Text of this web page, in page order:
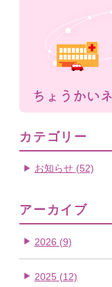
カテゴリー
お知らせ (52)
アーカイブ
2026 (9)
2025 (12)